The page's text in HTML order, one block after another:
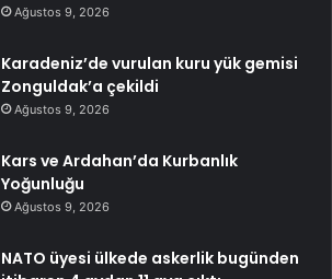
Ağustos 9, 2026
Karadeniz’de vurulan kuru yük gemisi
Zonguldak’a çekildi
Ağustos 9, 2026
Kars ve Ardahan’da Kurbanlık
Yoğunluğu
Ağustos 9, 2026
NATO üyesi ülkede askerlik bugünden